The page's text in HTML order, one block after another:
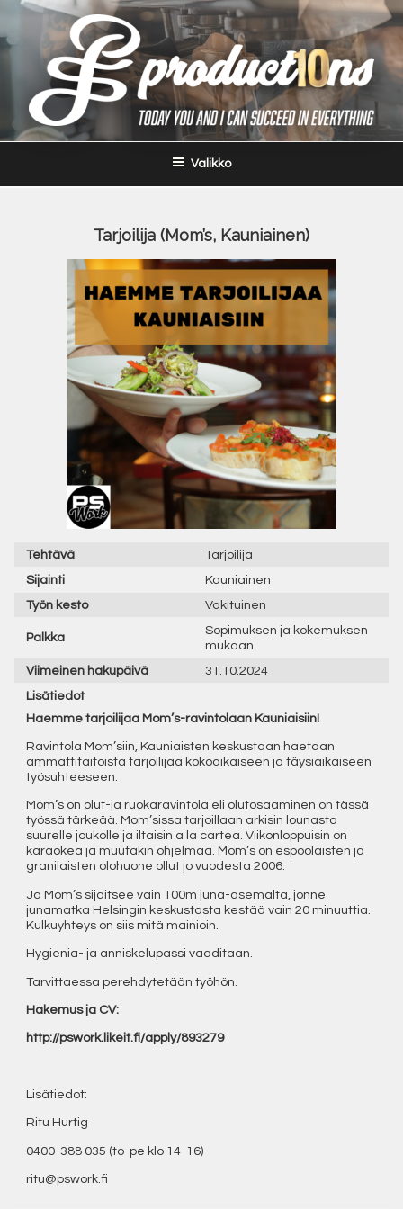
Siirry
Valikko
Tarjoilija (Mom’s, Kauniainen)
Tehtävä
Tarjoilija
Sijainti
Kauniainen
Työn kesto
Vakituinen
Palkka
Sopimuksen ja kokemuksen
mukaan
Viimeinen hakupäivä
31.10.2024
Lisätiedot
Haemme tarjoilijaa Mom’s-ravintolaan Kauniaisiin!
Ravintola Mom’siin, Kauniaisten keskustaan haetaan
ammattitaitoista tarjoilijaa kokoaikaiseen ja täysiaikaiseen
työsuhteeseen.
Mom’s on olut-ja ruokaravintola eli olutosaaminen on tässä
työssä tärkeää. Mom’sissa tarjoillaan arkisin lounasta
suurelle joukolle ja iltaisin a la cartea. Viikonloppuisin on
karaokea ja muutakin ohjelmaa. Mom’s on espoolaisten ja
granilaisten olohuone ollut jo vuodesta 2006.
Ja Mom’s sijaitsee vain 100m juna-asemalta, jonne
junamatka Helsingin keskustasta kestää vain 20 minuuttia.
Kulkuyhteys on siis mitä mainioin.
Hygienia- ja anniskelupassi vaaditaan.
Tarvittaessa perehdytetään työhön.
Hakemus ja CV:
http://pswork.likeit.fi/apply/893279
Lisätiedot:
Ritu Hurtig
0400-388 035 (to-pe klo 14-16)
ritu@pswork.fi